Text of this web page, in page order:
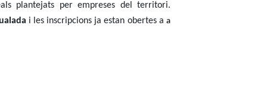
plantejats per empreses del territori.
i les inscripcions ja estan obertes aa